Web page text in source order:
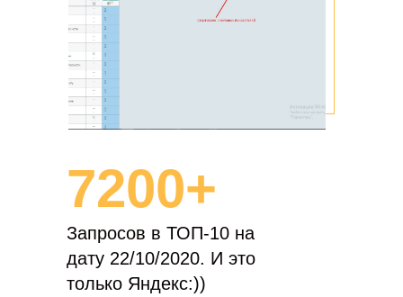
7200+
Запросов в ТОП-10 на
дату 22/10/2020. И это
только Яндекс:))